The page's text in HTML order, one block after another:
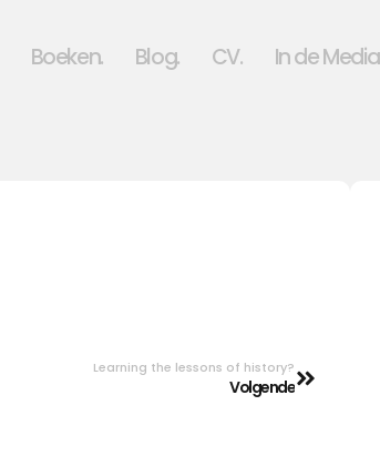
Boeken. Blog. CV. In de
Volgende
Learning the lessons of history?